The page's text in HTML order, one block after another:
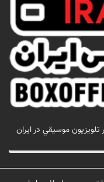
تلويزيون موسيقي در ايران